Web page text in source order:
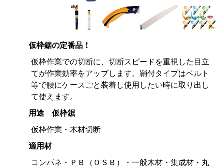
仮枠鋸の定番品！
仮枠作業での切断に、切断スピードを重視した目立
てが作業効率をアップします。鞘付タイプはベルト
等で腰にケースごと装着し使用したい時に取り出し
て使えます。
用途 仮枠鋸
仮枠作業・木材切断
適用材
コンパネ・ＰＢ（ＯＳＢ）・一般木材・集成材・丸